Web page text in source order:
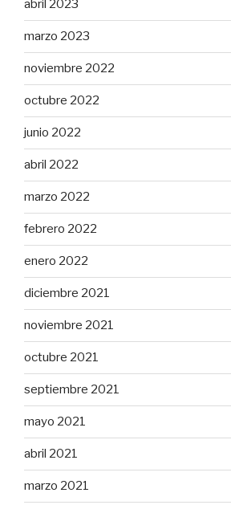
abril 2023
marzo 2023
noviembre 2022
octubre 2022
junio 2022
abril 2022
marzo 2022
febrero 2022
enero 2022
diciembre 2021
noviembre 2021
octubre 2021
septiembre 2021
mayo 2021
abril 2021
marzo 2021